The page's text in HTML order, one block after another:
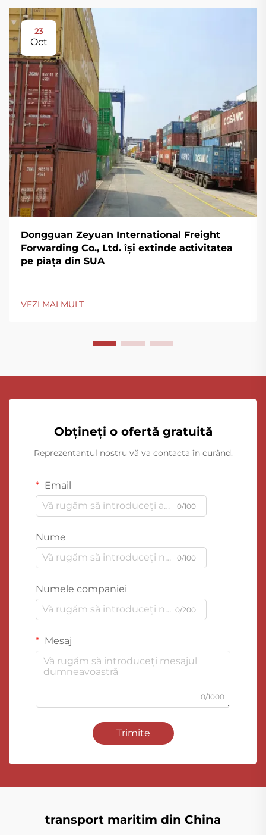
23
Oct
Dongguan Zeyuan International Freight
Forwarding Co., Ltd. își extinde activitatea
pe piața din SUA
VEZI MAI MULT
Obțineți o ofertă gratuită
Reprezentantul nostru vă va contacta în curând.
Email
0/100
Nume
0/100
Numele companiei
0/200
Mesaj
0/1000
Trimite
transport maritim din China